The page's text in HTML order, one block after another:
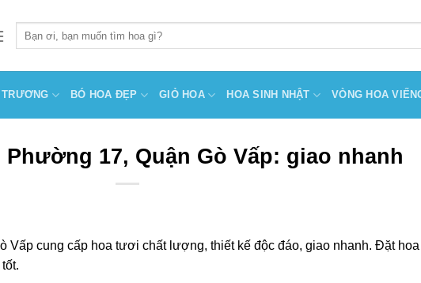
kiếm:
BÓ HOA ĐẸP GIỎ HOA HOA SINH NHẬT VÒNG HOA
17, Quận Gò Vấp: giao nhanh
Vấp cung cấp hoa tươi chất lượng, thiết kế độc đáo, giao nhanh. Đặt hoa